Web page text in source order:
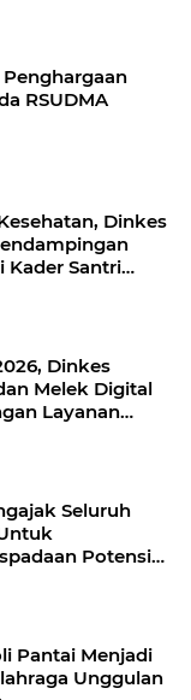
RSUDMA
Dinkes
Kader Santri
Dinkes
Melek Digital
Layanan
Seluruh
Potensi
Pantai Menjadi
Unggulan